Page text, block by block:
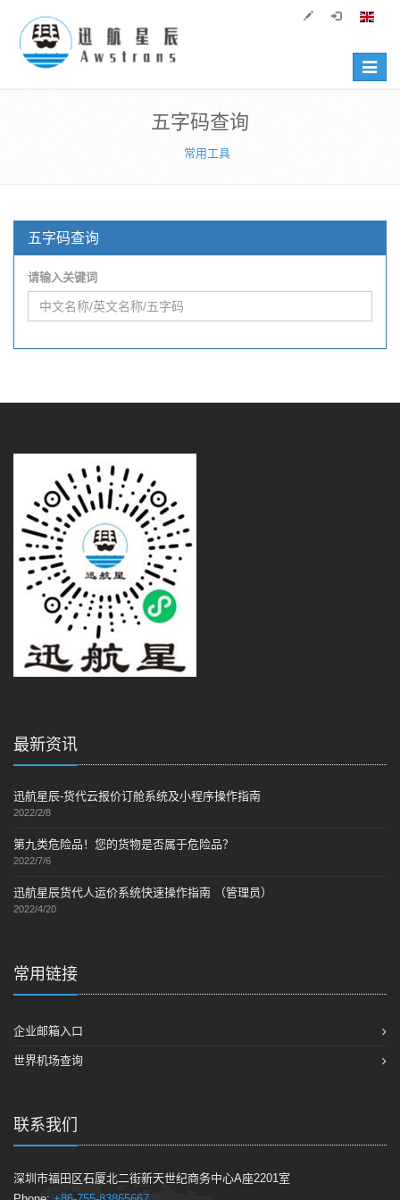
Toggle
五字码查询
常用工具
五字码查询
请输入关键词
最新资讯
迅航星辰-货代云报价订舱系统及小程序操作指南
2022/2/8
第九类危险品！您的货物是否属于危险品？
2022/7/6
迅航星辰货代人运价系统快速操作指南 （管理员）
2022/4/20
常用链接
企业邮箱入口
世界机场查询
联系我们
深圳市福田区石厦北二街新天世纪商务中心A座2201室